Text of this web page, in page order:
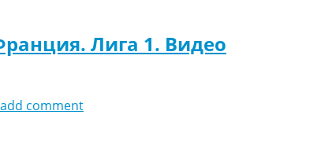
Лига 1. Видео
add comment